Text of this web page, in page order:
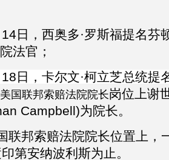
日，西奥多·罗斯福提名芬
法官；
日，卡尔文·柯立芝总统提
美国联邦索赔法院院长岗位上谢
Campbell)为院长。
联邦索赔法院院长位置上，
第安纳波利斯为止。